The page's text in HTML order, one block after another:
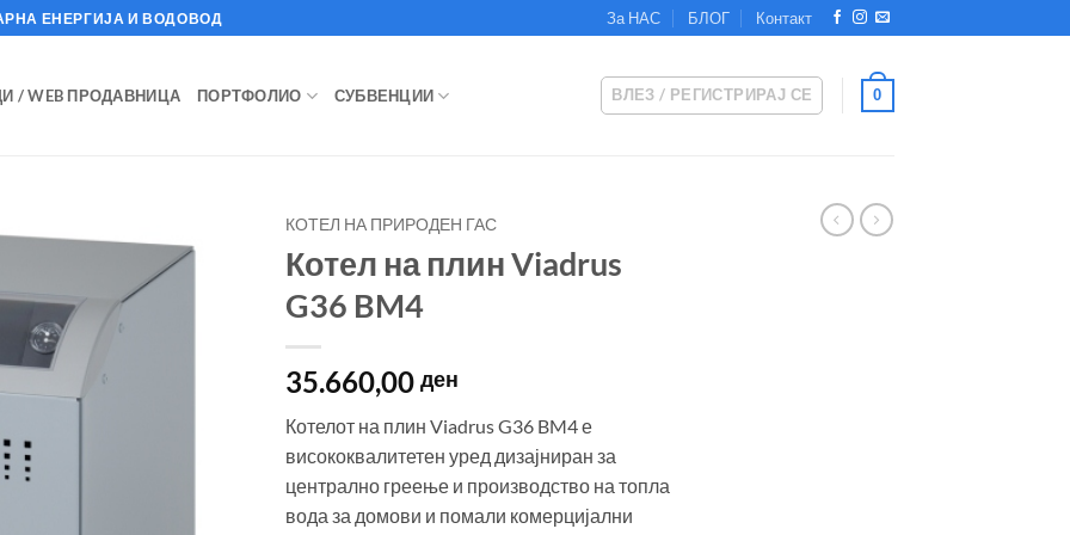
ЕНЕРГИЈА И ВОДОВОД За НАС БЛОГ Контакт
/ WEB ПРОДАВНИЦА ПОРТФОЛИО СУБВЕНЦИИ ВЛЕЗ / РЕГИСТРИРАЈ СЕ 0
КОТЕЛ НА ПРИРОДЕН ГАС
Котел на плин Viadrus
G36 BM4
35.660,00 ден
Котелот на плин Viadrus G36 BM4 е
висококвалитетен уред дизајниран за
централно греење и производство на топла
вода за домови и помали комерцијални